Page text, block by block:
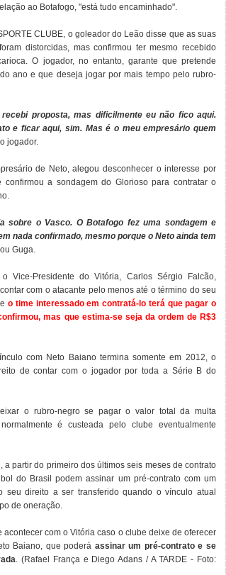
ao Botafogo, "está tudo encaminhado".
CLUBE, o goleador do Leão disse que as suas
distorcidas, mas confirmou ter mesmo recebido
O jogador, no entanto, garante que pretende
ano e que deseja jogar por mais tempo pelo rubro-
proposta, mas dificilmente eu não fico aqui.
e ficar aqui, sim. Mas é o meu empresário quem
jogador.
de Neto, alegou desconhecer o interesse por
a sondagem do Glorioso para contratar o
sobre o Vasco. O Botafogo fez uma sondagem e
nada confirmado, mesmo porque o Neto ainda tem
Guga.
Vice-Presidente do Vitória, Carlos Sérgio Falcão,
com o atacante pelo menos até o término do seu
o time interessado em contratá-lo terá que pagar o
mas que estima-se seja da ordem de R$3
com Neto Baiano termina somente em 2012, o
de contar com o jogador por toda a Série B do
o rubro-negro se pagar o valor total da multa
é custeada pelo clube eventualmente
partir do primeiro dos últimos seis meses de contrato
do Brasil podem assinar um pré-contrato com um
seu direito a ser transferido quando o vínculo atual
de oneração.
acontecer com o Vitória caso o clube deixe de oferecer
Baiano, que poderá assinar um pré-contrato e se
. (Rafael França e Diego Adans / A TARDE - Foto: